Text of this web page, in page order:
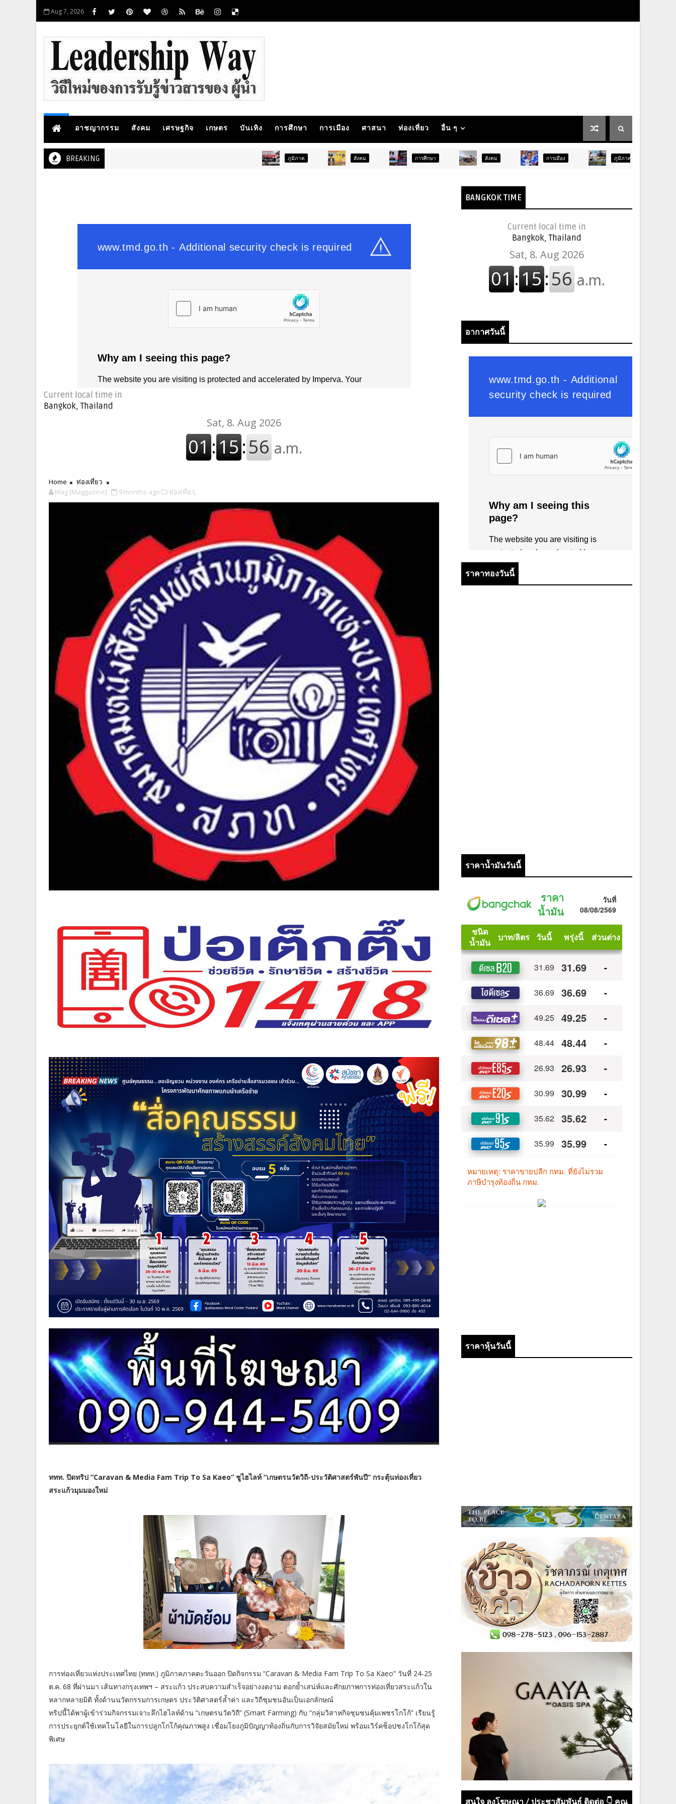
Aug 7, 2026
อาชญากรรม สังคม เศรษฐกิจ เกษตร บันเทิง การศึกษา การเมือง ศาสนา ท่องเที่ยว อื่น ๆ
BREAKING
Current local time in
Bangkok, Thailand
Home
ท่องเที่ยว
Mag [Maggazine]
9 months ago ท่องเที่ยว,
ททท. ปิดทริป “Caravan & Media Fam Trip To Sa Kaeo” ชูไฮไลท์ “เกษตรนวัตวิถี-ประวัติศาสตร์พันปี” กระตุ้นท่องเที่ยว
สระแก้วมุมมองใหม่
การท่องเที่ยวแห่งประเทศไทย (ททท.) ภูมิภาคภาคตะวันออก ปิดกิจกรรม “Caravan & Media Fam Trip To Sa Kaeo” วันที่ 24-25
ต.ค. 68 ที่ผ่านมา เส้นทางกรุงเทพฯ – สระแก้ว ประสบความสำเร็จอย่างงดงาม ตอกย้ำเสน่ห์และศักยภาพการท่องเที่ยวสระแก้วใน
หลากหลายมิติ ทั้งด้านนวัตกรรมการเกษตร ประวัติศาสตร์ล้ำค่า และวิถีชุมชนอันเป็นเอกลักษณ์
ทริปนี้ได้พาผู้เข้าร่วมกิจกรรมเจาะลึกไฮไลท์ด้าน “เกษตรนวัตวิถี” (Smart Farming) กับ “กลุ่มวิสาหกิจชุมชนคุ้มเพชรโกโก้” เรียนรู้
การประยุกต์ใช้เทคโนโลยีในการปลูกโกโก้คุณภาพสูง เชื่อมโยงภูมิปัญญาท้องถิ่นกับการวิจัยสมัยใหม่ พร้อมเวิร์คช็อปชงโกโก้สุด
พิเศษ
BANGKOK TIME
Current local time in
Bangkok, Thailand
อากาศวันนี้
ราคาทองวันนี้
ราคาน้ำมันวันนี้
ราคาหุ้นวันนี้
สนใจ ลงโฆษณา / ประชาสัมพันธ์ ติดต่อ 👇 คุณ